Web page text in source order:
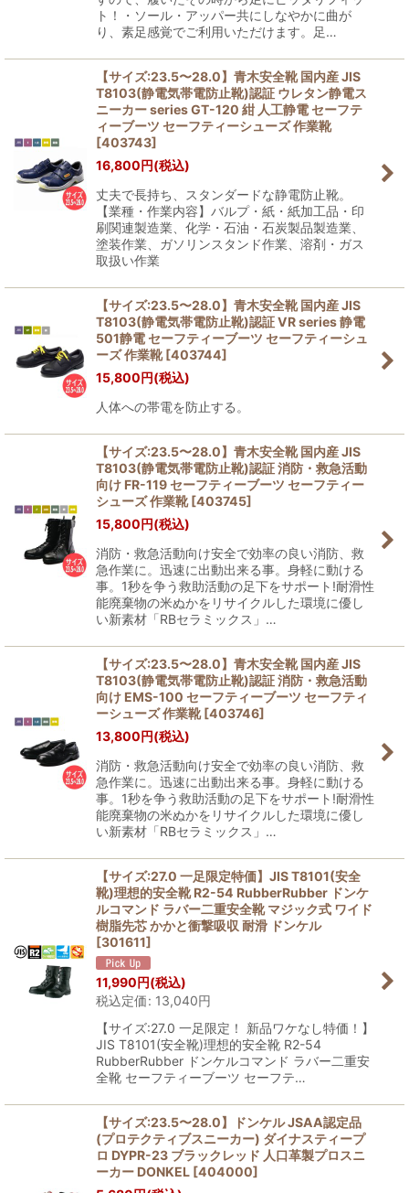
ト！・ソール・アッパー共にしなやかに曲が
り、素足感覚でご利用いただけます。足…
【サイズ:23.5〜28.0】青木安全靴 国内産 JIS
T8103(静電気帯電防止靴)認証 ウレタン静電ス
ニーカー series GT-120 紺 人工静電 セーフテ
ィーブーツ セーフティーシューズ 作業靴
[403743]
16,800円(税込)
丈夫で長持ち、スタンダードな静電防止靴。
【業種・作業内容】バルプ・紙・紙加工品・印
刷関連製造業、化学・石油・石炭製品製造業、
塗装作業、ガソリンスタンド作業、溶剤・ガス
取扱い作業
【サイズ:23.5〜28.0】青木安全靴 国内産 JIS
T8103(静電気帯電防止靴)認証 VR series 静電
501静電 セーフティーブーツ セーフティーシュ
ーズ 作業靴 [403744]
15,800円(税込)
人体への帯電を防止する。
【サイズ:23.5〜28.0】青木安全靴 国内産 JIS
T8103(静電気帯電防止靴)認証 消防・救急活動
向け FR-119 セーフティーブーツ セーフティー
シューズ 作業靴 [403745]
15,800円(税込)
消防・救急活動向け安全で効率の良い消防、救
急作業に。迅速に出動出来る事。身軽に動ける
事。1秒を争う救助活動の足下をサポート!耐滑性
能廃棄物の米ぬかをリサイクルした環境に優し
い新素材「RBセラミックス」…
【サイズ:23.5〜28.0】青木安全靴 国内産 JIS
T8103(静電気帯電防止靴)認証 消防・救急活動
向け EMS-100 セーフティーブーツ セーフティ
ーシューズ 作業靴 [403746]
13,800円(税込)
消防・救急活動向け安全で効率の良い消防、救
急作業に。迅速に出動出来る事。身軽に動ける
事。1秒を争う救助活動の足下をサポート!耐滑性
能廃棄物の米ぬかをリサイクルした環境に優し
い新素材「RBセラミックス」…
【サイズ:27.0 一足限定特価】JIS T8101(安全
靴)理想的安全靴 R2-54 RubberRubber ドンケ
ルコマンド ラバー二重安全靴 マジック式 ワイド
樹脂先芯 かかと衝撃吸収 耐滑 ドンケル
[301611]
11,990円(税込)
税込定価: 13,040円
【サイズ:27.0 一足限定！ 新品ワケなし特価！】
JIS T8101(安全靴)理想的安全靴 R2-54
RubberRubber ドンケルコマンド ラバー二重安
全靴 セーフティーブーツ セーフテ…
【サイズ:23.5〜28.0】ドンケル JSAA認定品
(プロテクティブスニーカー) ダイナスティープ
ロ DYPR-23 ブラックレッド 人口革製プロスニ
ーカー DONKEL [404000]